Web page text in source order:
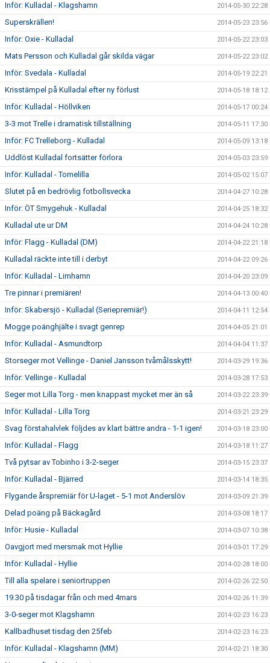
Inför: Kulladal - Klagshamn 2014-05-30 22:28
Superskrällen! 2014-05-23 23:56
Inför: Oxie - Kulladal 2014-05-22 23:03
Mats Persson och Kulladal går skilda vägar 2014-05-22 23:02
Inför: Svedala - Kulladal 2014-05-19 22:21
Krisstämpel på Kulladal efter ny förlust 2014-05-18 18:12
Inför: Kulladal - Höllviken 2014-05-17 00:24
3-3 mot Trelle i dramatisk tillställning 2014-05-11 17:30
Inför: FC Trelleborg - Kulladal 2014-05-09 13:18
Uddlöst Kulladal fortsätter förlora 2014-05-03 23:59
Inför: Kulladal - Tomelilla 2014-05-02 15:07
Slutet på en bedrövlig fotbollsvecka 2014-04-27 10:28
Inför: ÖT Smygehuk - Kulladal 2014-04-25 18:32
Kulladal ute ur DM 2014-04-24 10:28
Inför: Flagg - Kulladal (DM) 2014-04-22 21:18
Kulladal räckte inte till i derbyt 2014-04-22 09:26
Inför: Kulladal - Limhamn 2014-04-20 23:09
Tre pinnar i premiären! 2014-04-13 00:40
Inför: Skabersjö - Kulladal (Seriepremiär!) 2014-04-11 12:54
Mogge poänghjälte i svagt genrep 2014-04-05 21:01
Inför: Kulladal - Asmundtorp 2014-04-04 11:37
Storseger mot Vellinge - Daniel Jansson tvåmålsskytt! 2014-03-29 19:36
Inför: Vellinge - Kulladal 2014-03-28 17:53
Seger mot Lilla Torg - men knappast mycket mer än så 2014-03-22 23:39
Inför: Kulladal - Lilla Torg 2014-03-21 23:29
Svag förstahalvlek följdes av klart bättre andra - 1-1 igen! 2014-03-18 23:00
Inför: Kulladal - Flagg 2014-03-18 11:27
Två pytsar av Tobinho i 3-2-seger 2014-03-15 23:37
Inför: Kulladal - Bjärred 2014-03-14 18:35
Flygande årspremiär för U-laget - 5-1 mot Anderslöv 2014-03-09 21:39
Delad poäng på Bäckagård 2014-03-08 18:17
Inför: Husie - Kulladal 2014-03-07 10:38
Oavgjort med mersmak mot Hyllie 2014-03-01 17:29
Inför: Kulladal - Hyllie 2014-02-28 18:00
Till alla spelare i seniortruppen 2014-02-26 22:50
19.30 på tisdagar från och med 4mars 2014-02-26 11:39
3-0-seger mot Klagshamn 2014-02-23 16:23
Kallbadhuset tisdag den 25feb 2014-02-23 16:23
Inför: Kulladal - Klagshamn (MM) 2014-02-21 18:30